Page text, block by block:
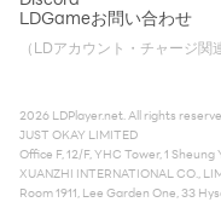
LDGameお問い合わせ
（LDアカウント・チャージ関
2026 LDPlayer.net. All rights
JUST OKAY LIMITED
Office F, 12/F, YHC Tower, 1
XUANZHI INTERNATIONAL CO.,
Room 1911, Lee Garden One, 33